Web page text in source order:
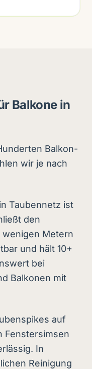
Balkone in
Balkon-
wir je nach
Taubennetz ist
den
wenigen Metern
und hält 10+
bei
Balkonen mit
auf
Fenstersimsen
In
Reinigung